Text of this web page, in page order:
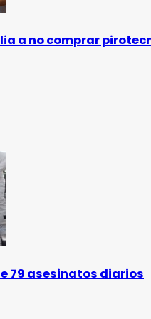
a no comprar
79 asesinatos diarios